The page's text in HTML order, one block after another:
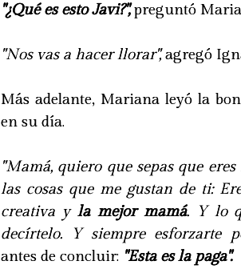
"¿Qué es esto Javi?",preguntó
"Nos vas a hacer llorar",agregó
Más adelante, Mariana leyó la
en su día.
"Mamá, quiero que sepas que
las cosas que me gustan de ti:
creativa y la mejor mamá. Y lo
decírtelo. Y siempre esforzarte
antes de concluir: "Esta es la paga".